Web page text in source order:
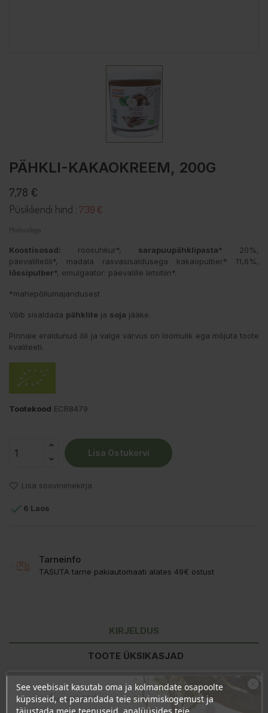
PÄHKLI-KAKAOKREEM, 200G
7,78 €
Püsikliendi hind : 7.39 €
Maksudega
Koostisosad: roosuhkur*, sarapuupähklipasta* 20%,
päevalilleõli*, madala rasvasisaldusega kakaopulber* 11,6%,
lõssipulber*, emulgaator: päevalille letsitiin*.
*mahepõllumajandusest
Võib sisaldada pähklite ja soja jääke.
Pinnale eraldunud õli ja valge värvus on loomulik ega mõjuta toote
kvaliteeti.
Tootekood ECR8479
Lisa Ostukorvi
Lisa soovinimekirja
 6 Laos
Tarneinfo
TASUTA tarne pakiautomaati alates 49€ ostust
KIRJELDUS
TOOTE ÜKSIKASJAD
KLIENDI KOMMENTAARID
See veebisait kasutab oma ja kolmandate osapoolte
küpsiseid, et parandada teie sirvimiskogemust ja
täiustada meie teenuseid, analüüsides teie
Ära veel lahku!